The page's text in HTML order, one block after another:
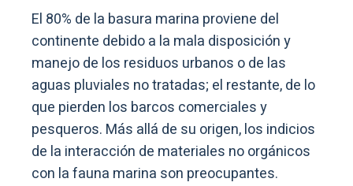
El 80% de la basura marina proviene del
continente debido a la mala disposición y
manejo de los residuos urbanos o de las
aguas pluviales no tratadas; el restante, de lo
que pierden los barcos comerciales y
pesqueros. Más allá de su origen, los indicios
de la interacción de materiales no orgánicos
con la fauna marina son preocupantes.